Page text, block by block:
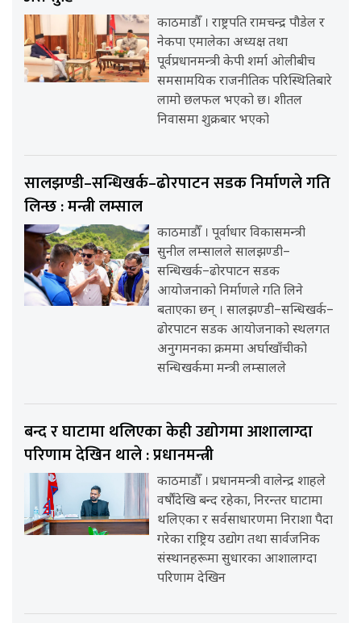
काठमाडौँ । राष्ट्रपति रामचन्द्र पौडेल र
नेकपा एमालेका अध्यक्ष तथा
पूर्वप्रधानमन्त्री केपी शर्मा ओलीबीच
समसामयिक राजनीतिक परिस्थितिबारे
लामो छलफल भएको छ। शीतल
निवासमा शुक्रबार भएको
सालझण्डी–सन्धिखर्क–ढोरपाटन सडक निर्माणले गति
लिन्छ : मन्त्री लम्साल
काठमाडौँ । पूर्वाधार विकासमन्त्री
सुनील लम्सालले सालझण्डी–
सन्धिखर्क–ढोरपाटन सडक
आयोजनाको निर्माणले गति लिने
बताएका छन् । सालझण्डी–सन्धिखर्क–
ढोरपाटन सडक आयोजनाको स्थलगत
अनुगमनका क्रममा अर्घाखाँचीको
सन्धिखर्कमा मन्त्री लम्सालले
बन्द र घाटामा थलिएका केही उद्योगमा आशालाग्दा
परिणाम देखिन थाले : प्रधानमन्त्री
काठमाडौँ । प्रधानमन्त्री वालेन्द्र शाहले
वर्षौंदेखि बन्द रहेका, निरन्तर घाटामा
थलिएका र सर्वसाधारणमा निराशा पैदा
गरेका राष्ट्रिय उद्योग तथा सार्वजनिक
संस्थानहरूमा सुधारका आशालाग्दा
परिणाम देखिन